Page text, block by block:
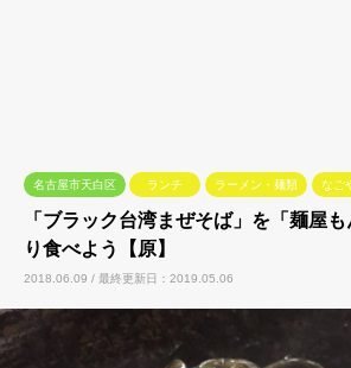
名古屋市天白区 ランチ ラーメン・麺類 なご
「ブラック台湾まぜそば」を「麺屋
り食べよう【原】
2018.06.09 / 最終更新日：2019.05.06